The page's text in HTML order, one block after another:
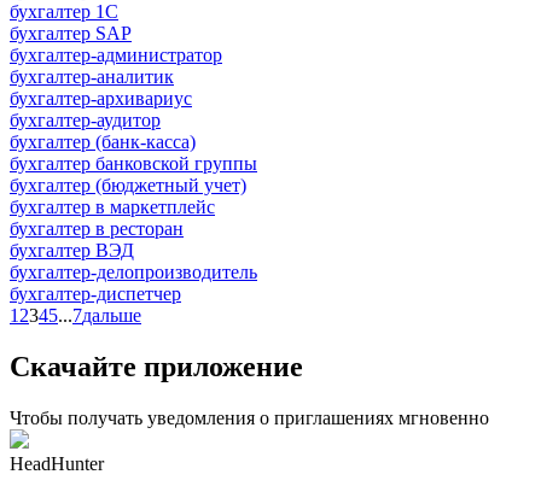
бухгалтер 1C
бухгалтер SAP
бухгалтер-администратор
бухгалтер-аналитик
бухгалтер-архивариус
бухгалтер-аудитор
бухгалтер (банк-касса)
бухгалтер банковской группы
бухгалтер (бюджетный учет)
бухгалтер в маркетплейс
бухгалтер в ресторан
бухгалтер ВЭД
бухгалтер-делопроизводитель
бухгалтер-диспетчер
1 2345...7дальше
Скачайте приложение
Чтобы получать уведомления о приглашениях мгновенно
HeadHunter